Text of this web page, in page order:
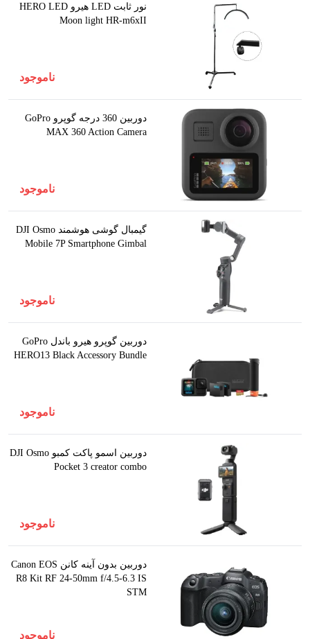
نور ثابت LED هیرو HERO LED
Moon light HR-m6xII
ناموجود
دوربین 360 درجه گوپرو GoPro
MAX 360 Action Camera
ناموجود
گیمبال گوشی هوشمند DJI Osmo
Mobile 7P Smartphone Gimbal
ناموجود
دوربین گوپرو هیرو باندل GoPro
HERO13 Black Accessory Bundle
ناموجود
دوربین اسمو پاکت کمبو DJI Osmo
Pocket 3 creator combo
ناموجود
دوربین بدون آینه کانن Canon EOS
R8 Kit RF 24-50mm f/4.5-6.3 IS
STM
ناموجود